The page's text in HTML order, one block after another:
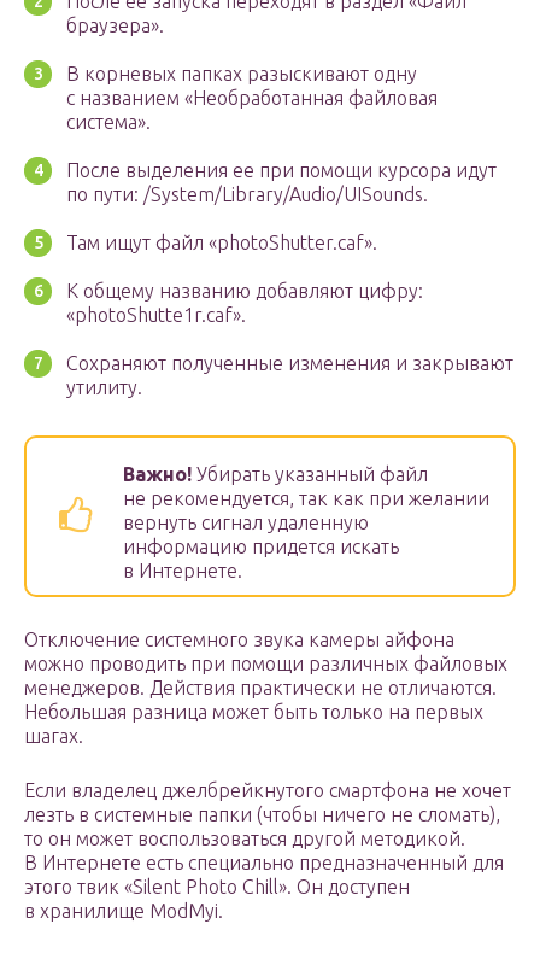
браузера».
В корневых папках разыскивают одну
с названием «Необработанная файловая
система».
После выделения ее при помощи курсора идут
по пути: /System/Library/Audio/UISounds.
Там ищут файл «photoShutter.caf».
К общему названию добавляют цифру:
«photoShutte1r.caf».
Сохраняют полученные изменения и закрывают
утилиту.
Важно! Убирать указанный файл
не рекомендуется, так как при желании
вернуть сигнал удаленную
информацию придется искать
в Интернете.
Отключение системного звука камеры айфона
можно проводить при помощи различных файловых
менеджеров. Действия практически не отличаются.
Небольшая разница может быть только на первых
шагах.
Если владелец джелбрейкнутого смартфона не хочет
лезть в системные папки (чтобы ничего не сломать),
то он может воспользоваться другой методикой.
В Интернете есть специально предназначенный для
этого твик «Silent Photo Chill». Он доступен
в хранилище ModMyi.